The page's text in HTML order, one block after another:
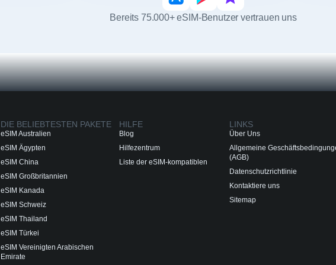
Bereits 75.000+ eSIM-Benutzer vertrauen uns
DIE BELIEBTESTEN PAKETE
eSIM Australien
eSIM Ägypten
eSIM China
eSIM Großbritannien
eSIM Kanada
eSIM Schweiz
eSIM Thailand
eSIM Türkei
eSIM Vereinigten Arabischen
Emirate
HILFE
Blog
Hilfezentrum
Liste der eSIM-kompatiblen
LINKS
Über Uns
Allgemeine
(AGB)
Datenschutzrichtlinie
Kontaktiere uns
Sitemap